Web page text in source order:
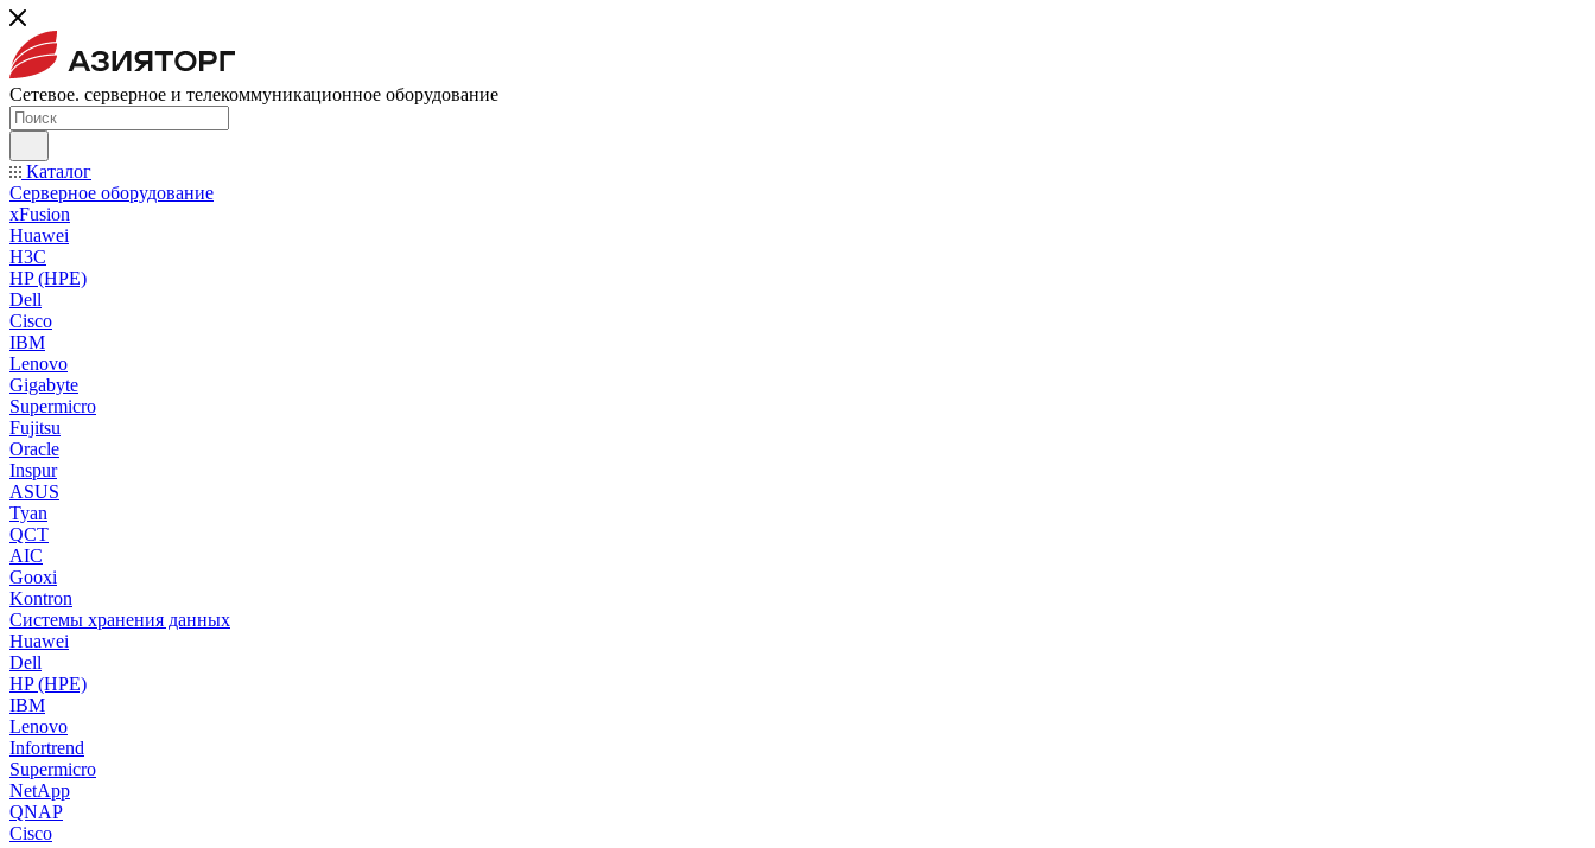
Сетевое. серверное и телекоммуникационное оборудование
Каталог
Серверное оборудование
xFusion
Huawei
H3C
HP (HPE)
Dell
Cisco
IBM
Lenovo
Gigabyte
Supermicro
Fujitsu
Oracle
Inspur
ASUS
Tyan
QCT
AIC
Gooxi
Kontron
Системы хранения данных
Huawei
Dell
HP (HPE)
IBM
Lenovo
Infortrend
Supermicro
NetApp
QNAP
Cisco